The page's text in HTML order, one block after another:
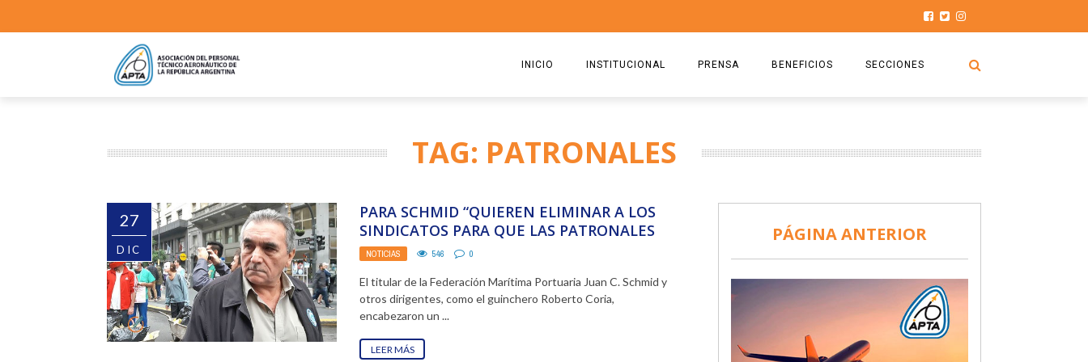
INICIO INSTITUCIONAL
ESTATUTO
RICARDO CIRIELLI
PRENSA
2025
BENEFICIOS
COMISIÓN
DOCUMENTOS
SEGURO DE SEPELIOS
SECCIONES
HISTORIAS DE LUCHA
TURISMO Y RECREACIÓN
TAG: PATRONALES
27
DIC
PARA SCHMID “QUIEREN ELIMINAR A LOS
SINDICATOS PARA QUE LAS PATRONALES
HAGAN LO QUE SE ...
NOTICIAS 546 0
El titular de la Federación Marítima Portuaria Juan C. Schmid y
otros dirigentes, como el guinchero Roberto Coria,
encabezaron un ...
LEER MÁS
PÁGINA ANTERIOR